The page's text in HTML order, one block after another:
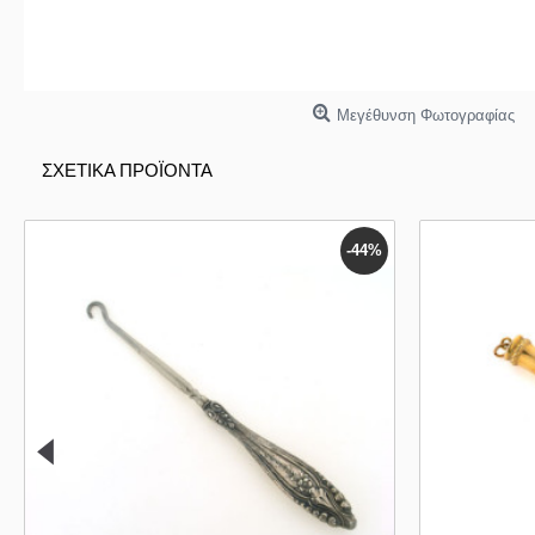
Μεγέθυνση Φωτογραφίας
ΣΧΕΤΙΚΑ ΠΡΟΪΟΝΤΑ
-44%